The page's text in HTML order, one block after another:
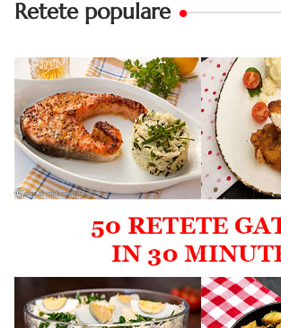
Retete populare